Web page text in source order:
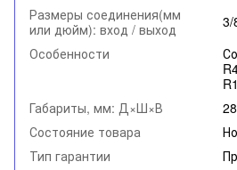
Размеры соединения(мм
или дюйм): вход / выход
3/
Особенности
Габариты, мм: Д×Ш×В
Состояние товара
Тип гарантии